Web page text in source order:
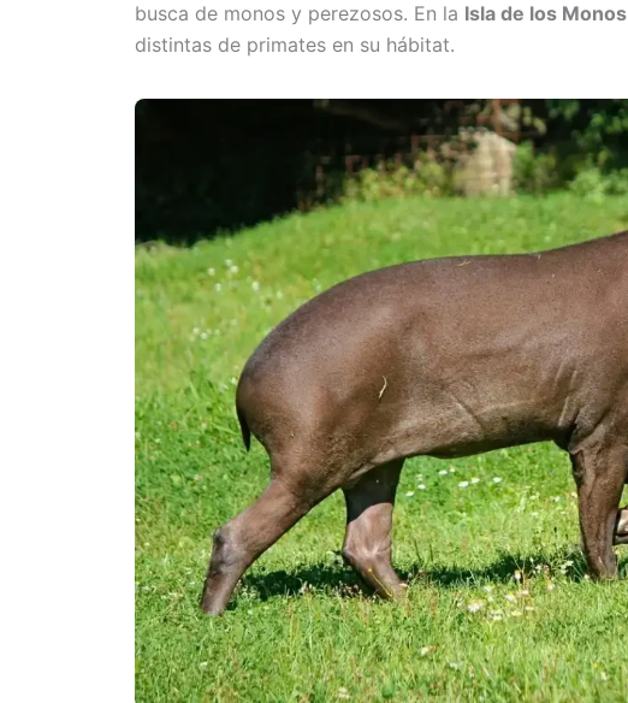
busca de monos y perezosos. En la Isla de los Monos
distintas de primates en su hábitat.